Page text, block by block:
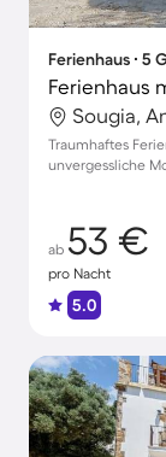
Ferienhaus ∙ 5
Ferienhaus
Sougia,
Traumhaftes
unvergessliche
ab 53 €
pro Nacht
5.0